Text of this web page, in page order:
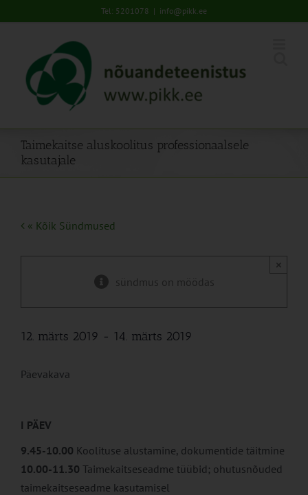
to
Tel: 5201078 | info@pikk.ee
Taimekaitse aluskoolitus professionaalsele
kasutajale
« Kõik Sündmused
sündmus on möödas
×
12. märts 2019 - 14. märts 2019
Päevakava
I PÄEV
9.45-10.00 Koolituse alustamine, dokumentide täitmine
10.00-11.30 Taimekaitseseadme tüübid; ohutusnõuded
taimekaitseseadme kasutamisel